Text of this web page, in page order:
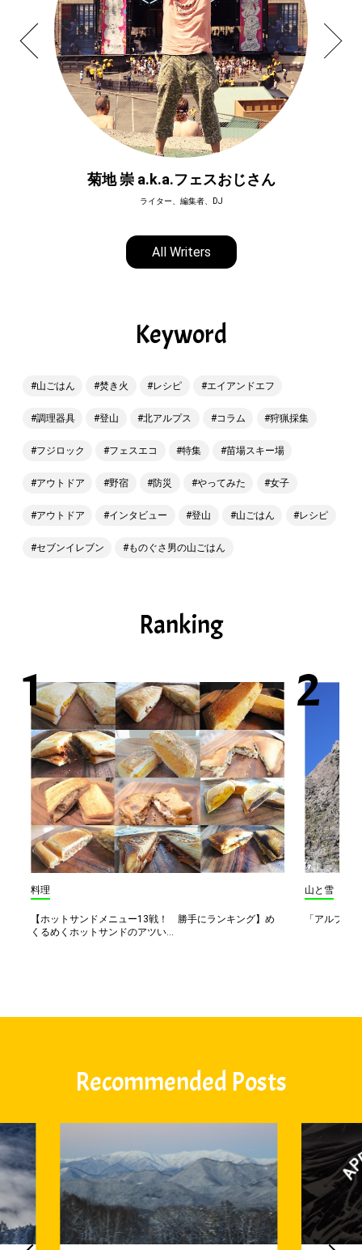
菊地 崇 a.k.a.フェスおじさん
ライター、編集者、DJ
All Writers
Keyword
山ごはん 焚き火 レシピ エイアンドエフ
調理器具 登山 北アルプス コラム 狩猟採集
フジロック フェスエコ 特集 苗場スキー場
アウトドア 野宿 防災 やってみた 女子
アウトドア インタビュー 登山 山ごはん レシピ
セブンイレブン ものぐさ男の山ごはん
Ranking
料理
【ホットサンドメニュー13戦！ 勝手にランキング】め
くるめくホットサンドのアツい...
山と雪
「アルプス
Recommended Posts